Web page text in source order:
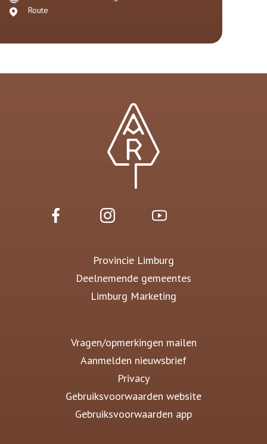
Route
Provincie Limburg
Deelnemende gemeentes
Limburg Marketing
Vragen/opmerkingen mailen
Aanmelden nieuwsbrief
Privacy
Gebruiksvoorwaarden website
Gebruiksvoorwaarden app